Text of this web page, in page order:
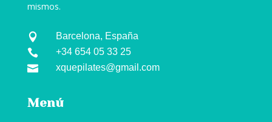
mismos.
 Barcelona, España
 +34 654 05 33 25
 xquepilates@gmail.com
Menú